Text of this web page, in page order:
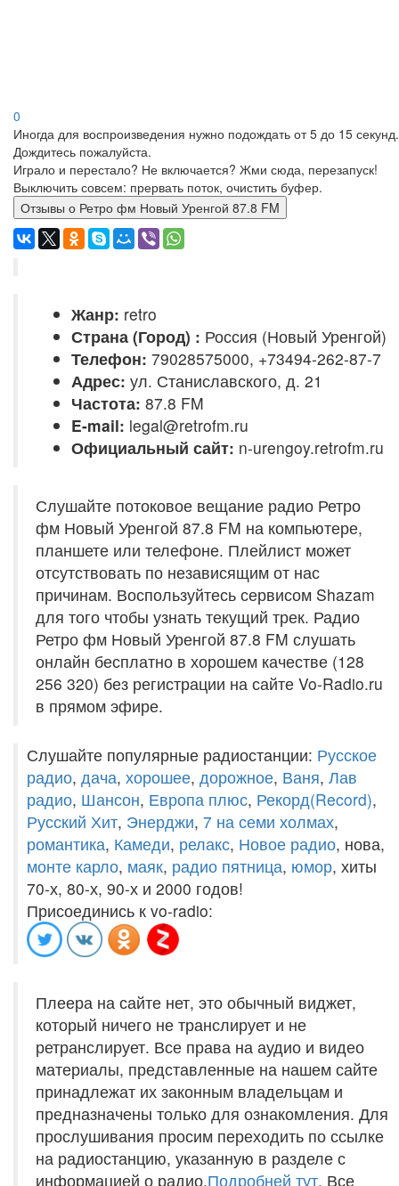
0
Иногда для воспроизведения нужно подождать от 5 до 15 секунд.
Дождитесь пожалуйста.
Играло и перестало? Не включается? Жми сюда, перезапуск!
Выключить совсем: прервать поток, очистить буфер.
Отзывы о Ретро фм Новый Уренгой 87.8 FM
Жанр: retro
Страна (Город) : Россия (Новый Уренгой)
Телефон: 79028575000, +73494-262-87-7
Адрес: ул. Станиславского, д. 21
Частота: 87.8 FM
E-mail: legal@retrofm.ru
Официальный сайт: n-urengoy.retrofm.ru
Слушайте потоковое вещание радио Ретро
фм Новый Уренгой 87.8 FM на компьютере,
планшете или телефоне. Плейлист может
отсутствовать по независящим от нас
причинам. Воспользуйтесь сервисом Shazam
для того чтобы узнать текущий трек. Радио
Ретро фм Новый Уренгой 87.8 FM слушать
онлайн бесплатно в хорошем качестве (128
256 320) без регистрации на сайте Vo-Radio.ru
в прямом эфире.
Слушайте популярные радиостанции: Русское
радио, дача, хорошее, дорожное, Ваня, Лав
радио, Шансон, Европа плюс, Рекорд(Record),
Русский Хит, Энерджи, 7 на семи холмах,
романтика, Камеди, релакс, Новое радио, нова,
монте карло, маяк, радио пятница, юмор, хиты
70-х, 80-х, 90-х и 2000 годов!
Присоединись к vo-radio:
Плеера на сайте нет, это обычный виджет,
который ничего не транслирует и не
ретранслирует. Все права на аудио и видео
материалы, представленные на нашем сайте
принадлежат их законным владельцам и
предназначены только для ознакомления. Для
прослушивания просим переходить по ссылке
на радиостанцию, указанную в разделе с
информацией о радио.Подробней тут. Все